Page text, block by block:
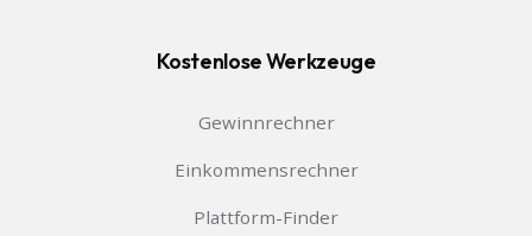
Kostenlose Werkzeuge
Gewinnrechner
Einkommensrechner
Plattform-Finder